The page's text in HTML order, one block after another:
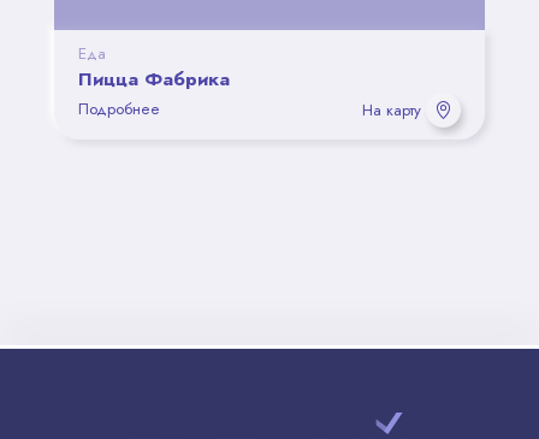
Еда
Пицца Фабрика
Подробнее На карту